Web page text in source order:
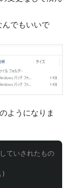
でもいいで
ようになりま
ていされたものを
)